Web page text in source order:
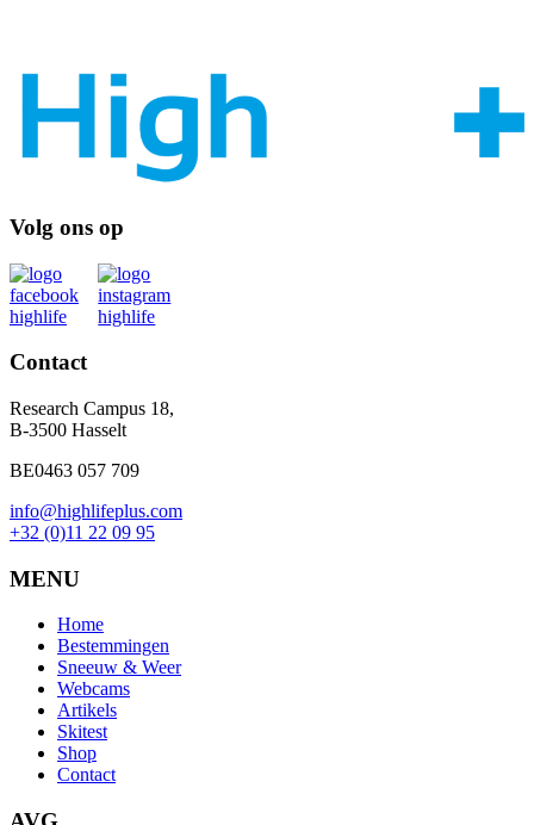
Volg ons op
Contact
Research Campus 18,
B-3500 Hasselt
BE0463 057 709
info@highlifeplus.com
+32 (0)11 22 09 95
MENU
Home
Bestemmingen
Sneeuw & Weer
Webcams
Artikels
Skitest
Shop
Contact